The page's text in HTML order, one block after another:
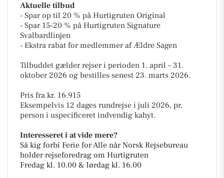
Aktuelle tilbud
- Spar op til 20 % på Hurtigruten Original
- Spar 15–20 % på Hurtigruten Signature
Svalbardlinjen
- Ekstra rabat for medlemmer af Ældre Sagen
Tilbuddet gælder rejser i perioden 1. april – 31.
oktober 2026 og bestilles senest 23. marts 2026.
Pris fra kr. 16.915
Eksempelvis 12 dages rundrejse i juli 2026, pr.
person i uspecificeret indvendig kahyt.
Interesseret i at vide mere?
Så kig forbi Ferie for Alle når Norsk Rejsebureau
holder rejseforedrag om Hurtigruten
Fredag kl. 10.00 & lørdag kl. 16.00